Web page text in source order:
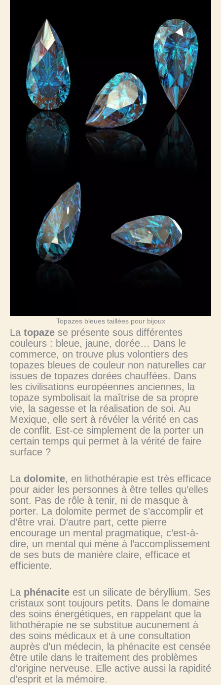
Topazes bleues taillées pour bijoux
La topaze se présente sous différentes
couleurs : bleue, jaune, dorée… Dans le
commerce, on trouve plus volontiers des
topazes bleues de couleur non naturelles car
issues de topazes dorées chauffées. Dans
les civilisations européennes anciennes, la
topaze symbolisait la maîtrise de sa propre
vie, la sagesse et la réalisation de soi. Au
Mexique, elle sert à révéler la vérité en cas
de conflit. Est-ce simplement de la porter un
certain temps qui permet à la vérité de faire
surface ?
La dolomite, en lithothérapie est très efficace
pour aider les personnes à être telles qu’elles
sont. Pas de rôle à tenir, ni de masque à
porter. La dolomite permet de s’accomplir et
d’être vrai. D’autre part, cette pierre
encourage un mental pragmatique, c’est-à-
dire, un mental qui mène à l’accomplissement
de ses buts de manière claire, efficace et
efficiente.
La phénacite est un silicate de béryllium. Ses
cristaux sont toujours petits. Dans le domaine
des soins énergétiques, en rappelant que la
lithothérapie ne se substitue aucunement à
des soins médicaux et à une consultation
auprès d’un médecin, la phénacite est censée
être utile dans le traitement des problèmes
d’origine nerveuse. Elle active aussi la rapidité
d’esprit et la mémoire.